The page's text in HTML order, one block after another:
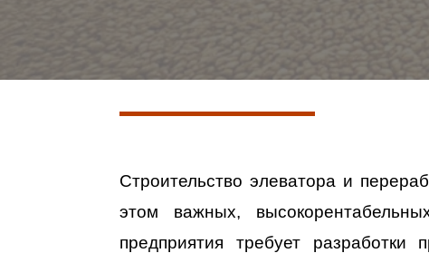
Строительство элеватора и
этом важных,
предприятия требует разработки